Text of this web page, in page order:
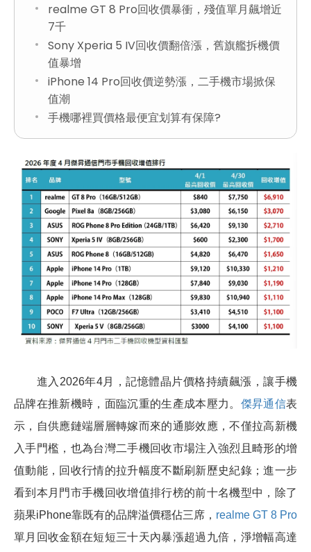
realme GT 8 Pro回收價暴衝，殘值單月飆增近
7千
Sony Xperia 5 IV回收價翻倍漲，舊旗艦拆機價
值暴增
iPhone 14 Pro回收價逆勢漲，二手機市場掀保
值潮
手機哪裡買價格最便宜划算有保障?
進入2026年4月，記憶體晶片價格持續飆漲，讓手機
品牌在推新機時，面臨沉重的生產成本壓力。 傑昇通信表
示，自供應鏈端層層轉嫁而來的通膨效應，不僅拉高新機
入手門檻，也為台灣二手機回收市場注入強烈且畸形的增
值動能，回收行情的拉升幅度不斷刷新歷史紀錄；進一步
看到本月門市手機回收增值排行榜的前十名機型中，除了
蘋果iPhone靠既有的品牌溢價穩佔三席， realme GT 8 Pro
單月回收金額在短短三十天內暴漲超過九倍，淨增幅高達